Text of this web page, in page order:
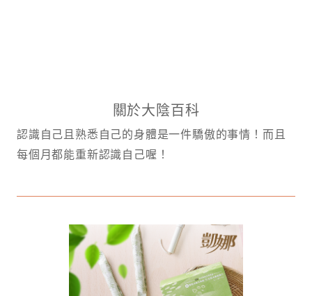
關於大陰百科
認識自己且熟悉自己的身體是一件驕傲的事情！而且
每個月都能重新認識自己喔！